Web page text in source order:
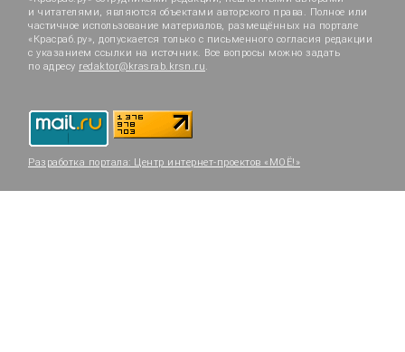
и читателями, являются объектами авторского права. Полное или
частичное использование материалов, размещённых на портале
«Красраб.ру», допускается только с письменного согласия редакции
с указанием ссылки на источник. Все вопросы можно задать
по адресу redaktor@krasrab.krsn.ru.
Разработка портала: Центр интернет-проектов «МОЁ!»